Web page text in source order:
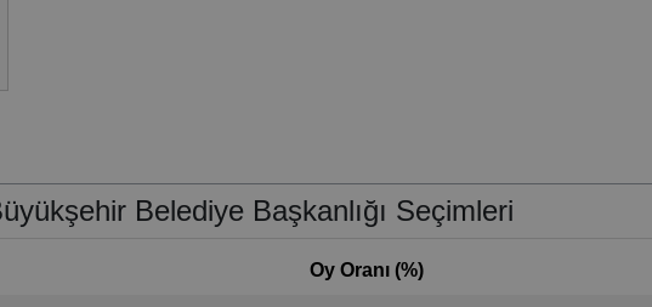
Belediye Başkanlığı Seçimleri
Oy Oranı (%)